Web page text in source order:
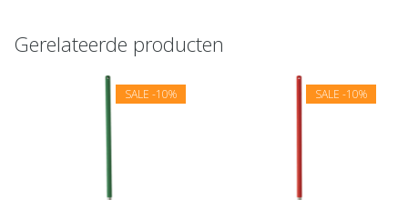
Gerelateerde producten
SALE -10% SALE -10%